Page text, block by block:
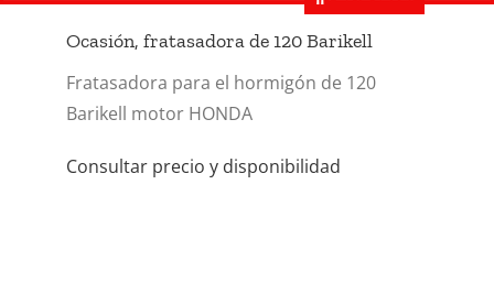
ALQUILER
CATÁLOGOS
VIDEOS
Ocasión, fratasadora de 120 Barikell
Fratasadora para el hormigón de 120
Barikell motor HONDA
Consultar precio y disponibilidad